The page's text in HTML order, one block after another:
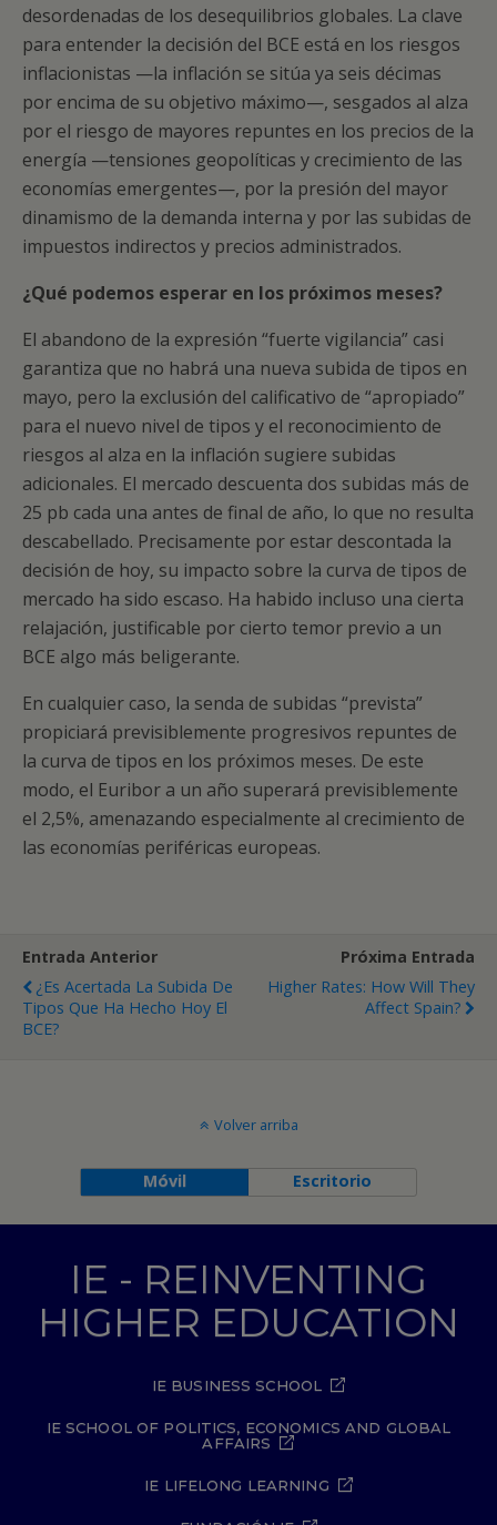
desordenadas de los desequilibrios globales. La clave
para entender la decisión del BCE está en los riesgos
inflacionistas —la inflación se sitúa ya seis décimas
por encima de su objetivo máximo—, sesgados al alza
por el riesgo de mayores repuntes en los precios de la
energía —tensiones geopolíticas y crecimiento de las
economías emergentes—, por la presión del mayor
dinamismo de la demanda interna y por las subidas de
impuestos indirectos y precios administrados.
¿Qué podemos esperar en los próximos meses?
El abandono de la expresión “fuerte vigilancia” casi
garantiza que no habrá una nueva subida de tipos en
mayo, pero la exclusión del calificativo de “apropiado”
para el nuevo nivel de tipos y el reconocimiento de
riesgos al alza en la inflación sugiere subidas
adicionales. El mercado descuenta dos subidas más de
25 pb cada una antes de final de año, lo que no resulta
descabellado. Precisamente por estar descontada la
decisión de hoy, su impacto sobre la curva de tipos de
mercado ha sido escaso. Ha habido incluso una cierta
relajación, justificable por cierto temor previo a un
BCE algo más beligerante.
En cualquier caso, la senda de subidas “prevista”
propiciará previsiblemente progresivos repuntes de
la curva de tipos en los próximos meses. De este
modo, el Euribor a un año superará previsiblemente
el 2,5%, amenazando especialmente al crecimiento de
las economías periféricas europeas.
Entrada Anterior
¿Es Acertada La Subida De
Tipos Que Ha Hecho Hoy El
BCE?
Próxima Entrada
Higher Rates: How Will They
Affect Spain?
Volver arriba
Móvil Escritorio
IE - REINVENTING
HIGHER EDUCATION
IE BUSINESS SCHOOL
IE SCHOOL OF POLITICS, ECONOMICS AND GLOBAL
AFFAIRS
IE LIFELONG LEARNING